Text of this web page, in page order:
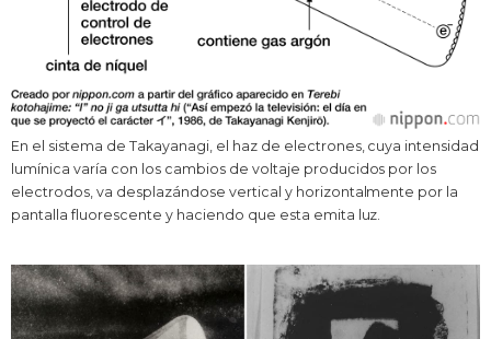
En el sistema de Takayanagi, el haz de electrones, cuya intensidad
lumínica varía con los cambios de voltaje producidos por los
electrodos, va desplazándose vertical y horizontalmente por la
pantalla fluorescente y haciendo que esta emita luz.